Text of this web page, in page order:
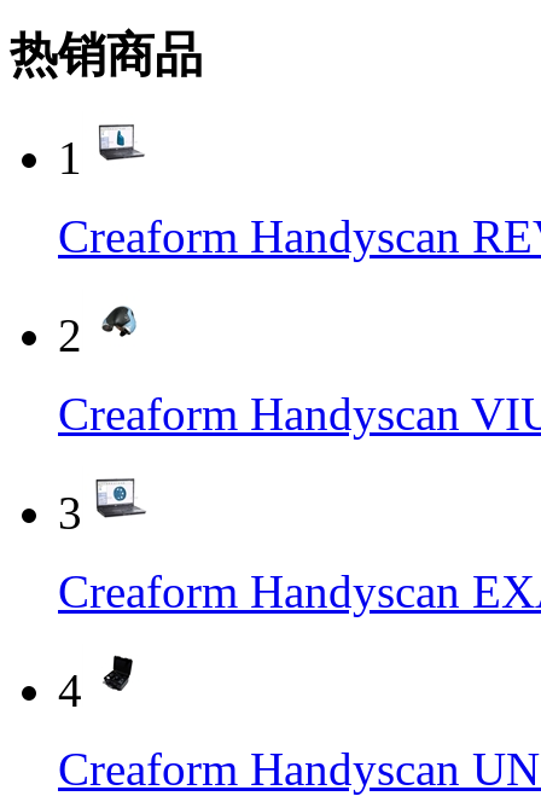
热销商品
1
Creaform Handyscan
2
Creaform Handyscan
3
Creaform Handyscan
4
Creaform Handyscan